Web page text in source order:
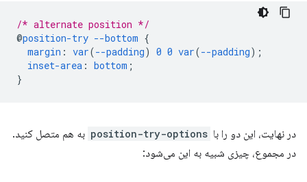
/* alternate position */
@position-try --bottom {
margin : var(--padding) 0 0 var(--padding);
inset-area : bottom ;
}
در نهایت، این دو را با position-try-options به هم متصل کنید.
در مجموع، چیزی شبیه به این می‌شود: